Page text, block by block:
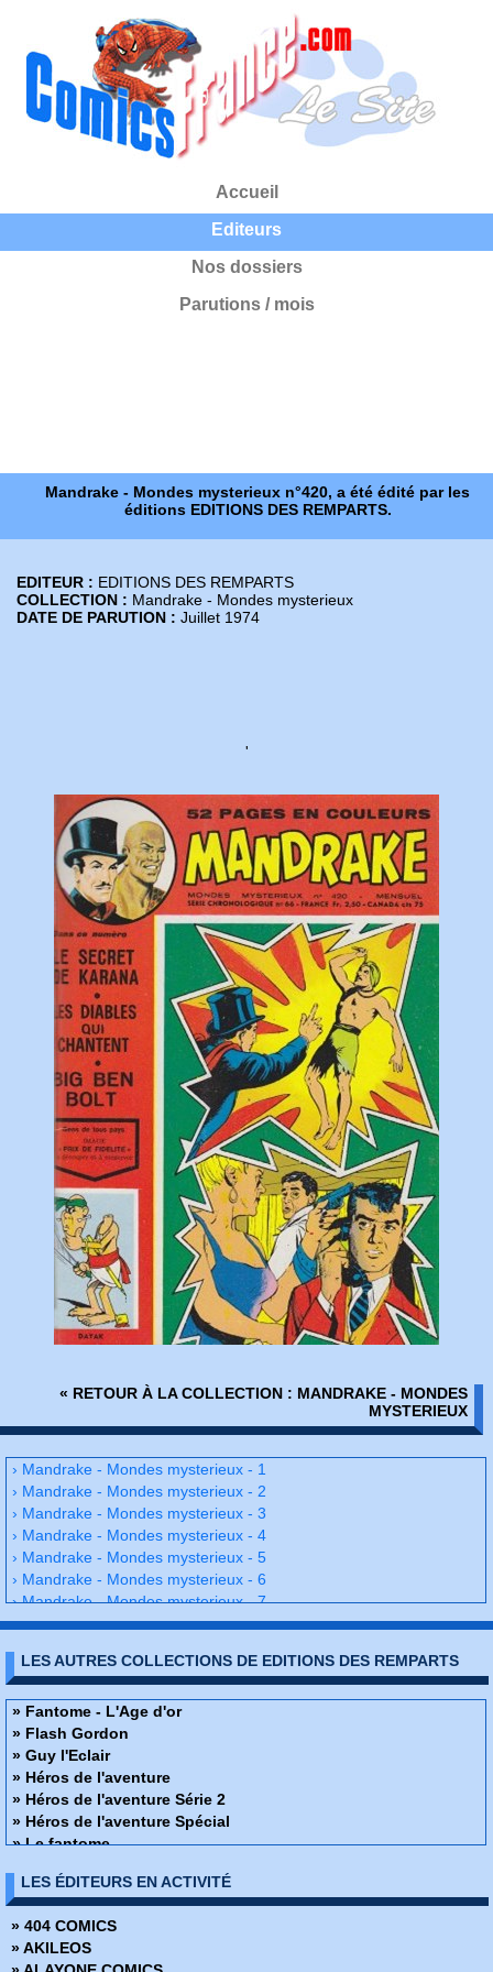
Accueil
Editeurs
Nos dossiers
Parutions / mois
Mandrake - Mondes mysterieux n°420, a été édité par les
éditions EDITIONS DES REMPARTS.
EDITEUR : EDITIONS DES REMPARTS
COLLECTION : Mandrake - Mondes mysterieux
DATE DE PARUTION : Juillet 1974
'
« RETOUR À LA COLLECTION : MANDRAKE - MONDES
MYSTERIEUX
› Mandrake - Mondes mysterieux - 1
› Mandrake - Mondes mysterieux - 2
› Mandrake - Mondes mysterieux - 3
› Mandrake - Mondes mysterieux - 4
› Mandrake - Mondes mysterieux - 5
› Mandrake - Mondes mysterieux - 6
› Mandrake - Mondes mysterieux - 7
› Mandrake - Mondes mysterieux - 8
› Mandrake - Mondes mysterieux - 10
› Mandrake - Mondes mysterieux - 11
› Mandrake - Mondes mysterieux - 12
› Mandrake - Mondes mysterieux - 13
› Mandrake - Mondes mysterieux - 14
› Mandrake - Mondes mysterieux - 15
› Mandrake - Mondes mysterieux - 16
› Mandrake - Mondes mysterieux - 17
› Mandrake - Mondes mysterieux - 18
› Mandrake - Mondes mysterieux - 20
› Mandrake - Mondes mysterieux - 21
› Mandrake - Mondes mysterieux - 22
› Mandrake - Mondes mysterieux - 23
LES AUTRES COLLECTIONS DE EDITIONS DES REMPARTS
» Fantome - L'Age d'or
» Flash Gordon
» Guy l'Eclair
» Héros de l'aventure
» Héros de l'aventure Série 2
» Héros de l'aventure Spécial
» Le fantome
» Les héros du mystère
» Les héros du mystère spécial
» Magnus - An 4000
» Mandrake - L'Age d'or
LES ÉDITEURS EN ACTIVITÉ
» 404 COMICS
» AKILEOS